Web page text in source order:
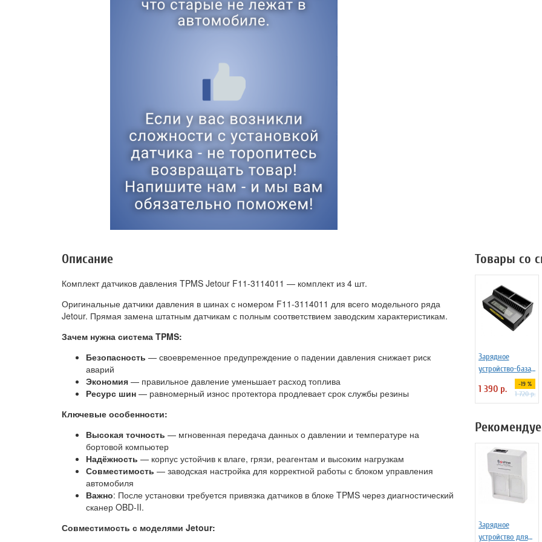
Описание
Комплект датчиков давления TPMS Jetour F11-3114011 — комплект из 4 шт.
Оригинальные датчики давления в шинах с номером F11-3114011 для всего модельного ряда
Jetour. Прямая замена штатным датчикам с полным соответствием заводским характеристикам.
Зачем нужна система TPMS:
Безопасность — своевременное предупреждение о падении давления снижает риск
аварий
Экономия — правильное давление уменьшает расход топлива
Ресурс шин — равномерный износ протектора продлевает срок службы резины
Ключевые особенности:
Высокая точность — мгновенная передача данных о давлении и температуре на
бортовой компьютер
Надёжность — корпус устойчив к влаге, грязи, реагентам и высоким нагрузкам
Совместимость — заводская настройка для корректной работы с блоком управления
автомобиля
Важно: После установки требуется привязка датчиков в блоке TPMS через диагностический
сканер OBD-II.
Совместимость с моделями Jetour:
Товары со
Зарядное
устройство-база
Nitecore UGP4
для GoPro Hero
4/3/3+
1 390 р. -19 %
1 720 р.
Зарядное
устройство для